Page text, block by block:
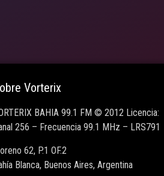
Vorterix
BAHIA 99.1 FM © 2012 Licencia:
256 – Frecuencia 99.1 MHz – LRS791
62, P.1 OF.2
Blanca, Buenos Aires, Argentina